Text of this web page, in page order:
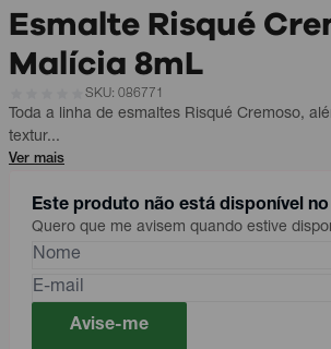
Esmalte Risqué
Malícia 8mL
SKU: 086771
Toda a linha de esmaltes Risqué Cremoso,
textur...
Ver mais
Este produto não está disponível
Quero que me avisem quando estive
Avise-me